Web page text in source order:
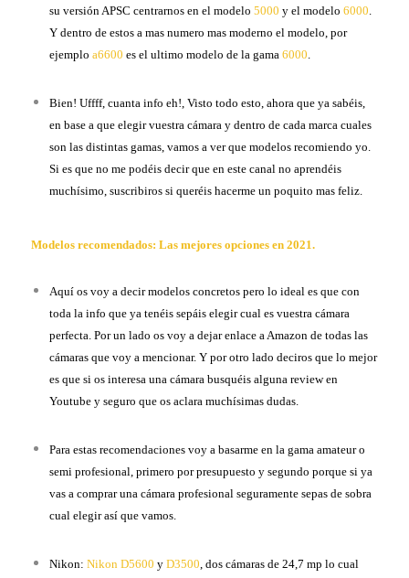
su versión APSC centrarnos en el modelo5000 y el modelo6000
Y dentro de estos a mas numero mas moderno el modelo, por
ejemploa6600 es el ultimo modelo de la gama6000
Bien! Uffff, cuanta info eh!, Visto todo esto, ahora que ya sabéis,
en base a que elegir vuestra cámara y dentro de cada marca cuales
son las distintas gamas, vamos a ver que modelos recomiendo yo.
Si es que no me podéis decir que en este canal no aprendéis
muchísimo, suscribiros si queréis hacerme un poquito mas feliz.
Modelos recomendados: Las mejores opciones en 2021.
Aquí os voy a decir modelos concretos pero lo ideal es que con
toda la info que ya tenéis sepáis elegir cual es vuestra cámara
perfecta. Por un lado os voy a dejar enlace a Amazon de todas las
cámaras que voy a mencionar. Y por otro lado deciros que lo mejor
es que si os interesa una cámara busquéis alguna review en
Youtube y seguro que os aclara muchísimas dudas.
Para estas recomendaciones voy a basarme en la gama amateur o
semi profesional, primero por presupuesto y segundo porque si ya
vas a comprar una cámara profesional seguramente sepas de sobra
cual elegir así que vamos.
Nikon:Nikon D5600 yD3500, dos cámaras de 24,7 mp lo cual